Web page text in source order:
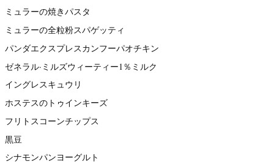
ミュラーの焼きパスタ
ミュラーの全粒粉スパゲッティ
パンダエクスプレスカンフーパオチキン
ゼネラル·ミルズウィーティー1％ミルク
イングレスキュウリ
ホステスのトゥインキーズ
フリトスコーンチップス
黒豆
シナモンパンヨーグルト